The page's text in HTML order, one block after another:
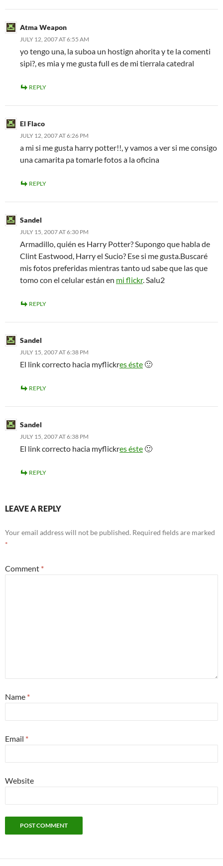
Atma Weapon
JULY 12, 2007 AT 6:55 AM
yo tengo una, la suboa un hostign ahorita y te la comenti
sipi?, es mia y me gusta full es de mi tierrala catedral
REPLY
El Flaco
JULY 12, 2007 AT 6:26 PM
a mi si me gusta harry potter!!, y vamos a ver si me consigo
una camarita pa tomarle fotos a la oficina
REPLY
Sandel
JULY 15, 2007 AT 6:30 PM
Armadillo, quién es Harry Potter? Supongo que habla de
Clint Eastwood, Harry el Sucio? Ese si me gusta.Buscaré
mis fotos preferidas mientras tanto ud sabe que las que
tomo con el celular están en mi flickr. Salu2
REPLY
Sandel
JULY 15, 2007 AT 6:38 PM
El link correcto hacia myflickres éste 🙂
REPLY
Sandel
JULY 15, 2007 AT 6:38 PM
El link correcto hacia myflickres éste 🙂
REPLY
LEAVE A REPLY
Your email address will not be published. Required fields are marked
*
Comment *
Name *
Email *
Website